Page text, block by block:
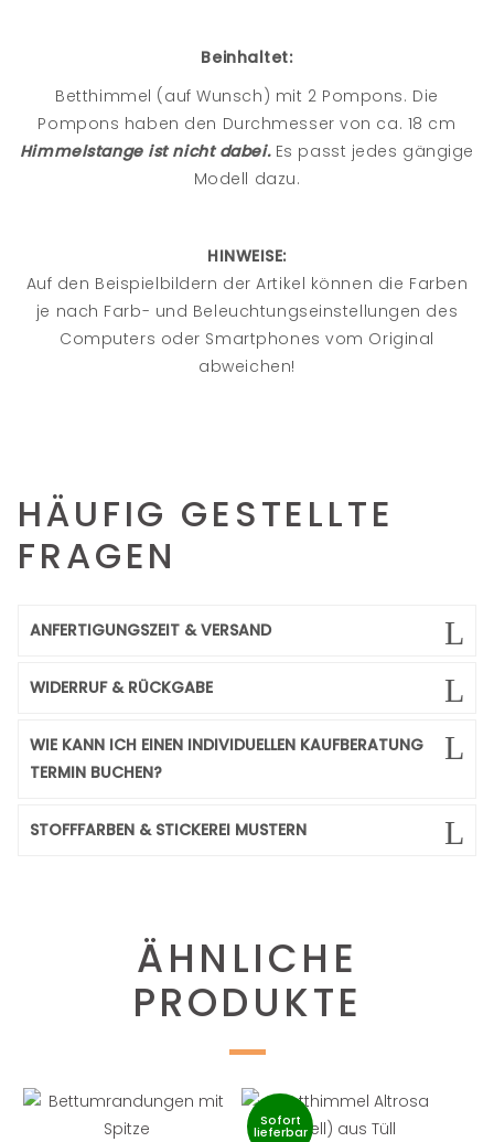
Beinhaltet:
Betthimmel (auf Wunsch) mit 2 Pompons. Die
Pompons haben den Durchmesser von ca. 18 cm
Himmelstange ist nicht dabei.Es passt jedes gängige
Modell dazu.
HINWEISE:
Auf den Beispielbildern der Artikel können die Farben
je nach Farb- und Beleuchtungseinstellungen des
Computers oder Smartphones vom Original
abweichen!
HÄUFIG GESTELLTE
FRAGEN
ANFERTIGUNGSZEIT & VERSAND
WIDERRUF & RÜCKGABE
WIE KANN ICH EINEN INDIVIDUELLEN KAUFBERATUNG
TERMIN BUCHEN?
STOFFFARBEN & STICKEREI MUSTERN
ÄHNLICHE
PRODUKTE
Sofort
lieferbar